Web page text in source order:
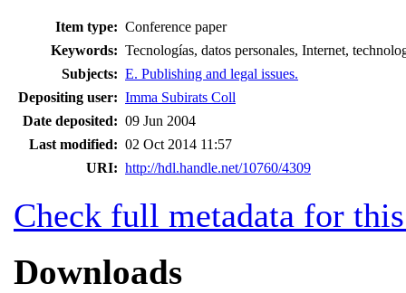
Item type: Conference paper
Keywords: Tecnologías, datos personales, Internet,
Subjects: E. Publishing and legal issues.
Depositing user: Imma Subirats Coll
Date deposited: 09 Jun 2004
Last modified: 02 Oct 2014 11:57
URI: http://hdl.handle.net/10760/4309
Check full metadata for
Downloads